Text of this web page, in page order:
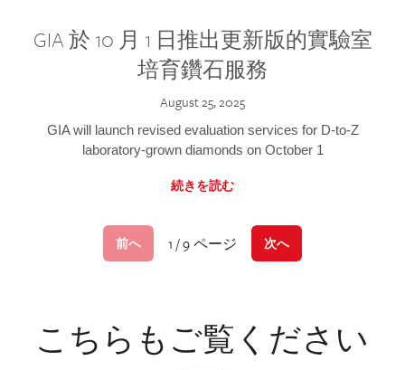
GIA 於 10 月 1 日推出更新版的實驗室
培育鑽石服務
August 25, 2025
GIA will launch revised evaluation services for D-to-Z
laboratory-grown diamonds on October 1
続きを読む
前へ 1 / 9 ページ 次へ
こちらもご覧ください